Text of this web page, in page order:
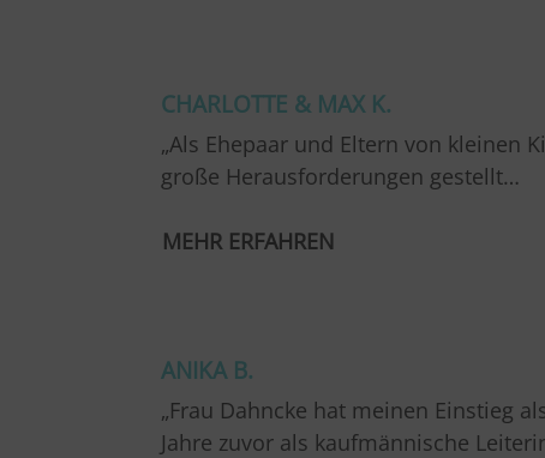
CHARLOTTE & MAX K.
„Als Ehepaar und Eltern von kleinen
große Herausforderungen gestellt…
MEHR ERFAHREN
ANIKA B.
„Frau Dahncke hat meinen Einstieg
Jahre zuvor als kaufmännische